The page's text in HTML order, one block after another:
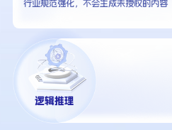
行业规范强化，不会生成未授权的内容